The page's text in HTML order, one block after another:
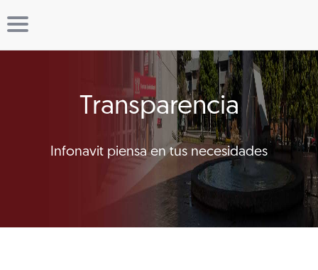
Transparencia
Infonavit piensa en tus necesidades